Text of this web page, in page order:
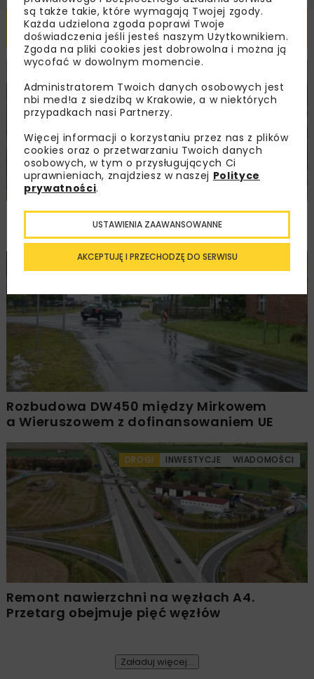
Powiązane artykuły
PKP PLK ogłosiły przetarg na odcinek Gdów
– Szczyrzyc projektu Podłęże–Piekiełko
DROGI INWESTYCJE WIADOMOŚCI
Rozbudowa DW450 między Mirkowem
a Wieruszowem z dofinansowaniem UE
DROGI INWESTYCJE WIADOMOŚCI
Remont nawierzchni na węzłach A4.
Przetarg obejmuje pięć węzłów
Załaduj więcej...
są także takie, które wymagają Twojej zgody.
Każda udzielona zgoda poprawi Twoje
doświadczenia jeśli jesteś naszym Użytkownikiem.
Zgoda na pliki cookies jest dobrowolna i można ją
wycofać w dowolnym momencie.
Administratorem Twoich danych osobowych jest
nbi med!a z siedzibą w Krakowie, a w niektórych
przypadkach nasi Partnerzy.
Więcej informacji o korzystaniu przez nas z plików
cookies oraz o przetwarzaniu Twoich danych
osobowych, w tym o przysługujących Ci
uprawnieniach, znajdziesz w naszej Polityce
prywatności.
AKCEPTUJĘ I PRZECHODZĘ DO SERWISU
USTAWIENIA ZAAWANSOWANNE